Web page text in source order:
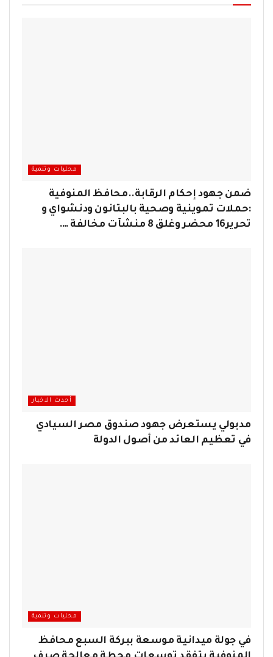
محليات وتنمية
ضمن جهود إحكام الرقابة..محافظ المنوفية
:حملات تموينية وصحية بالبتانون ودنشواي و
تحرير16 محضر وغلق 8 منشآت مخالفة ….
أحدث الاخبار
مدبولي يستعرض جهود صندوق مصر السيادي
في تعظيم العائد من أصول الدولة
محليات وتنمية
في جولة ميدانية موسعة ببركة السبع محافظ